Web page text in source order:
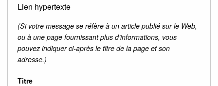
Lien hypertexte
(Si votre message se réfère à un article publié sur le Web,
ou à une page fournissant plus d’informations, vous
pouvez indiquer ci-après le titre de la page et son
adresse.)
Titre